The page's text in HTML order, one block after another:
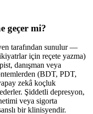
geçer mi?
tarafından sunulur —
için reçete yazma)
danışman veya
(BDT, PDT,
zekâ koçluk
Şiddetli depresyon,
veya sigorta
bir klinisyendir.